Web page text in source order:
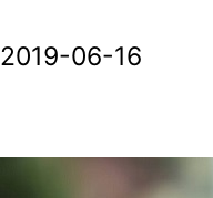
2019-06-16